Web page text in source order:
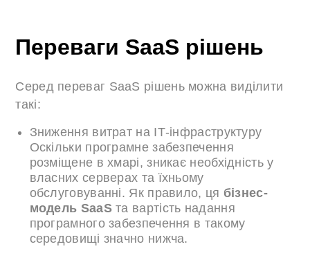
Переваги SaaS рішень
Серед переваг SaaS рішень можна виділити
такі:
Зниження витрат на ІТ-інфраструктуру
Оскільки програмне забезпечення
розміщене в хмарі, зникає необхідність у
власних серверах та їхньому
обслуговуванні. Як правило, ця бізнес-
модель SaaSта вартість надання
програмного забезпечення в такому
середовищі значно нижча.